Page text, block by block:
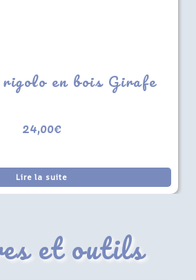
en bois Girafe
24,00€
Lire la suite
et outils